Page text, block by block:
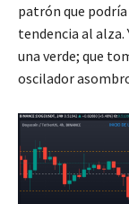
patrón que
tendencia al alza.
una verde; que
oscilador